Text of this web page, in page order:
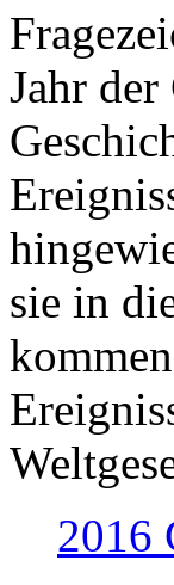
Jahr
sie in
2016